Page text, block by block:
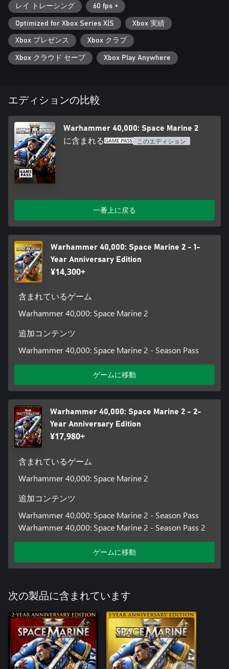
レイ トレーシング 60 fps +
Optimized for Xbox Series X|S Xbox 実績
Xbox プレゼンス Xbox クラブ
Xbox クラウド セーブ Xbox Play Anywhere
エディションの比較
Warhammer 40,000: Space Marine 2
に含まれる このエディション
一番上に戻る
Warhammer 40,000: Space Marine 2 - 1-
Year Anniversary Edition
¥14,300+
含まれているゲーム
Warhammer 40,000: Space Marine 2
追加コンテンツ
Warhammer 40,000: Space Marine 2 - Season Pass
ゲームに移動
Warhammer 40,000: Space Marine 2 - 2-
Year Anniversary Edition
¥17,980+
含まれているゲーム
Warhammer 40,000: Space Marine 2
追加コンテンツ
Warhammer 40,000: Space Marine 2 - Season Pass
Warhammer 40,000: Space Marine 2 - Season Pass 2
ゲームに移動
次の製品に含まれています